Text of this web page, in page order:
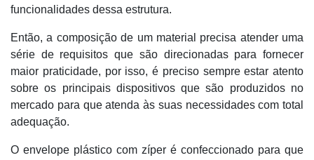
funcionalidades dessa estrutura.
Então, a composição de um material precisa atender uma
série de requisitos que são direcionadas para fornecer
maior praticidade, por isso, é preciso sempre estar atento
sobre os principais dispositivos que são produzidos no
mercado para que atenda às suas necessidades com total
adequação.
O envelope plástico com zíper é confeccionado para que